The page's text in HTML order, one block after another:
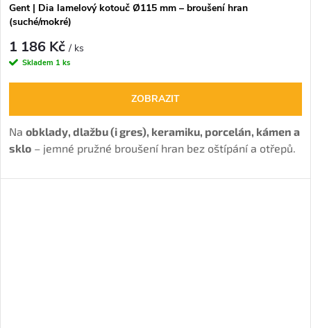
Gent | Dia lamelový kotouč Ø115 mm – broušení hran
(suché/mokré)
1 186 Kč/ ks
Skladem 1 ks
ZOBRAZIT
Na obklady, dlažbu (i gres), keramiku, porcelán, kámen a
sklo – jemné pružné broušení hran bez oštípání a otřepů.